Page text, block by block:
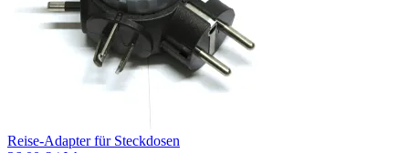
Reise-Adapter für Steckdosen